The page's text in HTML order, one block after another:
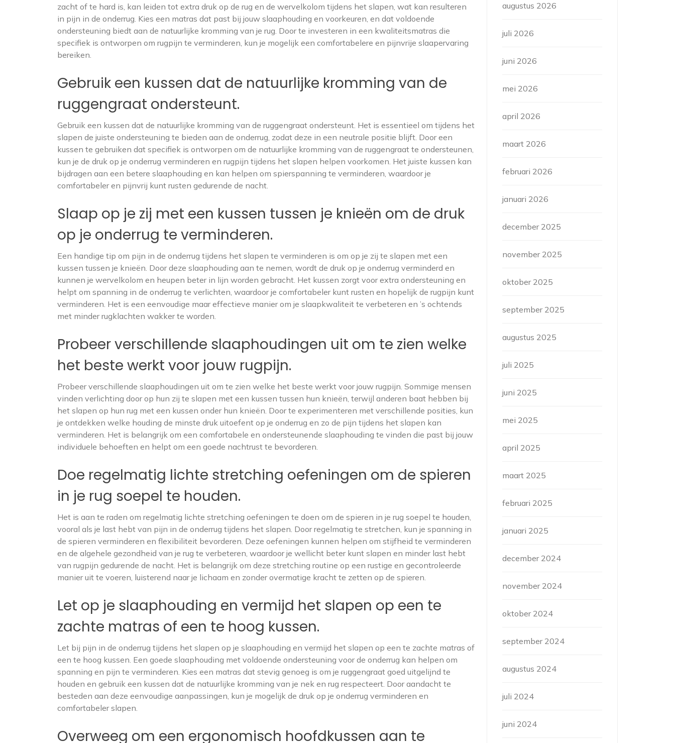
zacht of te hard is, kan leiden tot extra druk op de rug en de wervelkolom tijdens het slapen, wat kan resulteren
in pijn in de onderrug. Kies een matras dat past bij jouw slaaphouding en voorkeuren, en dat voldoende
ondersteuning biedt aan de natuurlijke kromming van je rug. Door te investeren in een kwaliteitsmatras die
specifiek is ontworpen om rugpijn te verminderen, kun je mogelijk een comfortabelere en pijnvrije slaapervaring
bereiken.
Gebruik een kussen dat de natuurlijke kromming van de
ruggengraat ondersteunt.
Gebruik een kussen dat de natuurlijke kromming van de ruggengraat ondersteunt. Het is essentieel om tijdens het
slapen de juiste ondersteuning te bieden aan de onderrug, zodat deze in een neutrale positie blijft. Door een
kussen te gebruiken dat specifiek is ontworpen om de natuurlijke kromming van de ruggengraat te ondersteunen,
kun je de druk op je onderrug verminderen en rugpijn tijdens het slapen helpen voorkomen. Het juiste kussen kan
bijdragen aan een betere slaaphouding en kan helpen om spierspanning te verminderen, waardoor je
comfortabeler en pijnvrij kunt rusten gedurende de nacht.
Slaap op je zij met een kussen tussen je knieën om de druk
op je onderrug te verminderen.
Een handige tip om pijn in de onderrug tijdens het slapen te verminderen is om op je zij te slapen met een
kussen tussen je knieën. Door deze slaaphouding aan te nemen, wordt de druk op je onderrug verminderd en
kunnen je wervelkolom en heupen beter in lijn worden gebracht. Het kussen zorgt voor extra ondersteuning en
helpt om spanning in de onderrug te verlichten, waardoor je comfortabeler kunt rusten en hopelijk de rugpijn kunt
verminderen. Het is een eenvoudige maar effectieve manier om je slaapkwaliteit te verbeteren en ’s ochtends
met minder rugklachten wakker te worden.
Probeer verschillende slaaphoudingen uit om te zien welke
het beste werkt voor jouw rugpijn.
Probeer verschillende slaaphoudingen uit om te zien welke het beste werkt voor jouw rugpijn. Sommige mensen
vinden verlichting door op hun zij te slapen met een kussen tussen hun knieën, terwijl anderen baat hebben bij
het slapen op hun rug met een kussen onder hun knieën. Door te experimenteren met verschillende posities, kun
je ontdekken welke houding de minste druk uitoefent op je onderrug en zo de pijn tijdens het slapen kan
verminderen. Het is belangrijk om een comfortabele en ondersteunende slaaphouding te vinden die past bij jouw
individuele behoeften en helpt om een goede nachtrust te bevorderen.
Doe regelmatig lichte stretching oefeningen om de spieren
in je rug soepel te houden.
Het is aan te raden om regelmatig lichte stretching oefeningen te doen om de spieren in je rug soepel te houden,
vooral als je last hebt van pijn in de onderrug tijdens het slapen. Door regelmatig te stretchen, kun je spanning in
de spieren verminderen en flexibiliteit bevorderen. Deze oefeningen kunnen helpen om stijfheid te verminderen
en de algehele gezondheid van je rug te verbeteren, waardoor je wellicht beter kunt slapen en minder last hebt
van rugpijn gedurende de nacht. Het is belangrijk om deze stretching routine op een rustige en gecontroleerde
manier uit te voeren, luisterend naar je lichaam en zonder overmatige kracht te zetten op de spieren.
Let op je slaaphouding en vermijd het slapen op een te
zachte matras of een te hoog kussen.
Let bij pijn in de onderrug tijdens het slapen op je slaaphouding en vermijd het slapen op een te zachte matras of
een te hoog kussen. Een goede slaaphouding met voldoende ondersteuning voor de onderrug kan helpen om
spanning en pijn te verminderen. Kies een matras dat stevig genoeg is om je ruggengraat goed uitgelijnd te
houden en gebruik een kussen dat de natuurlijke kromming van je nek en rug respecteert. Door aandacht te
besteden aan deze eenvoudige aanpassingen, kun je mogelijk de druk op je onderrug verminderen en
comfortabeler slapen.
Overweeg om een ergonomisch hoofdkussen aan te
augustus 2026
juli 2026
juni 2026
mei 2026
april 2026
maart 2026
februari 2026
januari 2026
december 2025
november 2025
oktober 2025
september 2025
augustus 2025
juli 2025
juni 2025
mei 2025
april 2025
maart 2025
februari 2025
januari 2025
december 2024
november 2024
oktober 2024
september 2024
augustus 2024
juli 2024
juni 2024